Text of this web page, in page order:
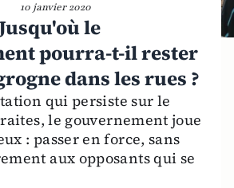
10 janvier 2020
le
pourra-t-il rester
dans les rues ?
qui persiste sur le
le gouvernement joue
: passer en force, sans
aux opposants qui se